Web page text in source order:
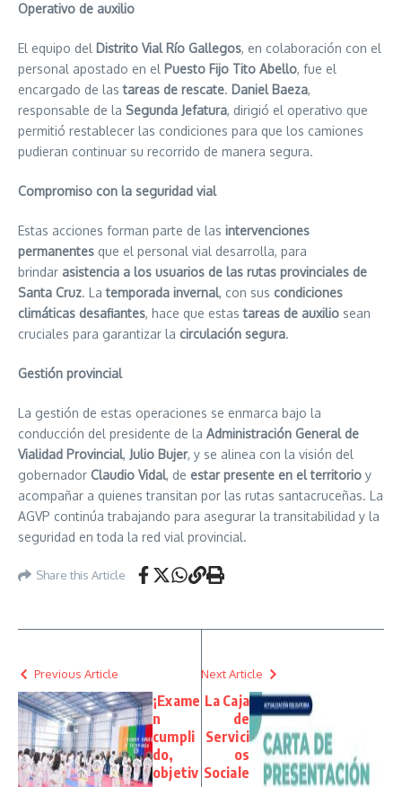
Operativo de auxilio
El equipo del Distrito Vial Río Gallegos, en colaboración con el
personal apostado en el Puesto Fijo Tito Abello, fue el
encargado de lastareas de rescate. Daniel Baeza,
responsable de la Segunda Jefatura, dirigió el operativo que
permitió restablecer las condiciones para que los camiones
pudieran continuar su recorrido de manera segura.
Compromiso con la seguridad vial
Estas acciones forman parte de las intervenciones
permanentes que el personal vial desarrolla, para
brindar asistencia a los usuarios de las rutas provinciales de
Santa Cruz. Latemporada invernal, con sus condiciones
climáticas desafiantes, hace que estastareas de auxilio sean
cruciales para garantizar la circulación segura.
Gestión provincial
La gestión de estas operaciones se enmarca bajo la
conducción del presidente de la Administración General de
Vialidad Provincial, Julio Bujer, y se alinea con la visión del
gobernador Claudio Vidal, de estar presente en el territorio y
acompañar a quienes transitan por las rutas santacruceñas. La
AGVP continúa trabajando para asegurar la transitabilidad y la
seguridad en toda la red vial provincial.
Share this Article
Previous Article
¡Exame
n
cumpli
do,
objetiv
Next Article
La Caja
de
Servici
os
Sociale